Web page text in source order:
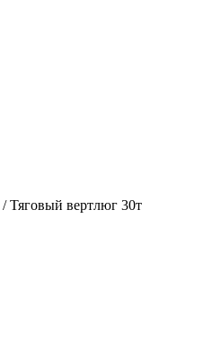
/ Тяговый вертлюг 30т